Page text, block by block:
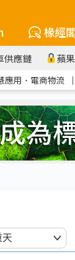
椽經
供應鏈 蘋
應用．電商物流 ｜